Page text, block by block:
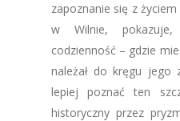
zapoznanie się z
w Wilnie,
codzienność – gdzie
należał do kręgu jego
lepiej poznać ten
historyczny przez